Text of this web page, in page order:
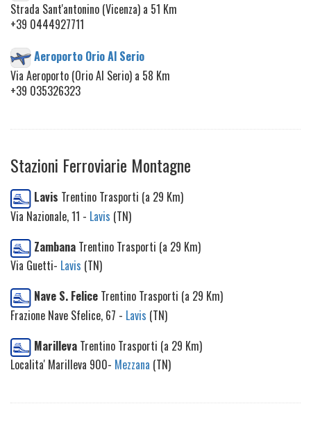
Strada Sant'antonino (Vicenza) a 51 Km
+39 0444927711
Aeroporto Orio Al Serio
Via Aeroporto (Orio Al Serio) a 58 Km
+39 035326323
Stazioni Ferroviarie Montagne
Lavis Trentino Trasporti (a 29 Km)
Via Nazionale, 11 - Lavis (TN)
Zambana Trentino Trasporti (a 29 Km)
Via Guetti- Lavis (TN)
Nave S. Felice Trentino Trasporti (a 29 Km)
Frazione Nave Sfelice, 67 - Lavis (TN)
Marilleva Trentino Trasporti (a 29 Km)
Localita' Marilleva 900- Mezzana (TN)